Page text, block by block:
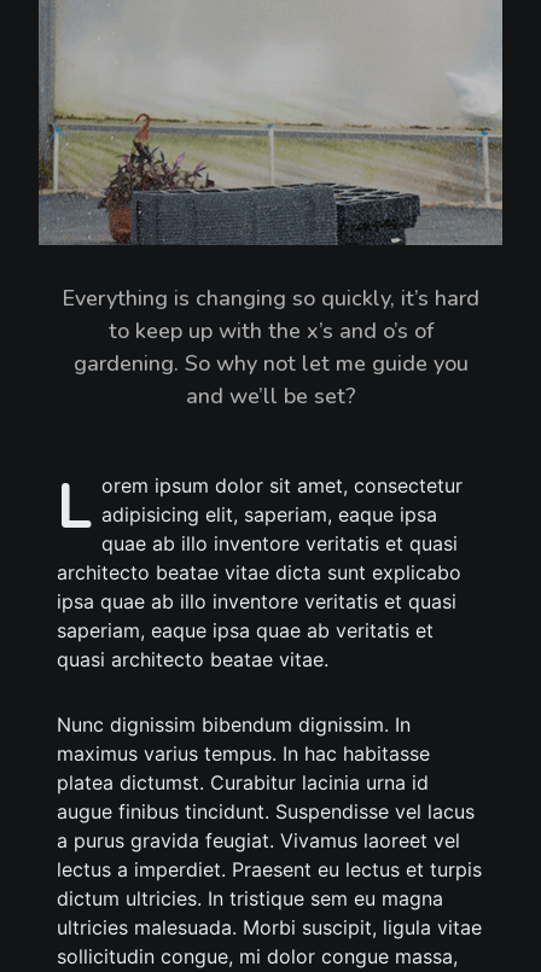
Everything is changing so quickly, it’s hard
to keep up with the x’s and o’s of
gardening. So why not let me guide you
and we’ll be set?
L orem ipsum dolor sit amet, consectetur
adipisicing elit, saperiam, eaque ipsa
quae ab illo inventore veritatis et quasi
architecto beatae vitae dicta sunt explicabo
ipsa quae ab illo inventore veritatis et quasi
saperiam, eaque ipsa quae ab veritatis et
quasi architecto beatae vitae.
Nunc dignissim bibendum dignissim. In
maximus varius tempus. In hac habitasse
platea dictumst. Curabitur lacinia urna id
augue finibus tincidunt. Suspendisse vel lacus
a purus gravida feugiat. Vivamus laoreet vel
lectus a imperdiet. Praesent eu lectus et turpis
dictum ultricies. In tristique sem eu magna
ultricies malesuada. Morbi suscipit, ligula vitae
sollicitudin congue, mi dolor congue massa,